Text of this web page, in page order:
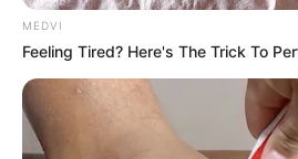
MEDVI
Feeling Tired? Here's The Trick To